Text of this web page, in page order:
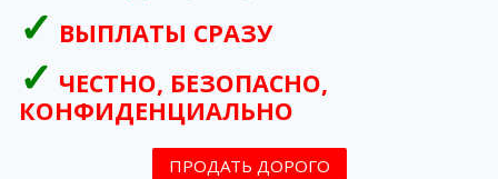
ВЫПЛАТЫ СРАЗУ
ЧЕСТНО, БЕЗОПАСНО,
КОНФИДЕНЦИАЛЬНО
ПРОДАТЬ ДОРОГО